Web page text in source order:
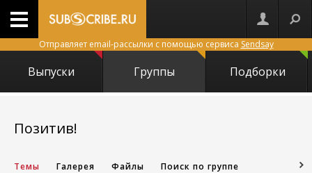
Отправляет email-рассылки с помощью сервиса Sendsay
Выпуски Группы Подборки
Позитив!
Темы Галерея Файлы Поиск по группе